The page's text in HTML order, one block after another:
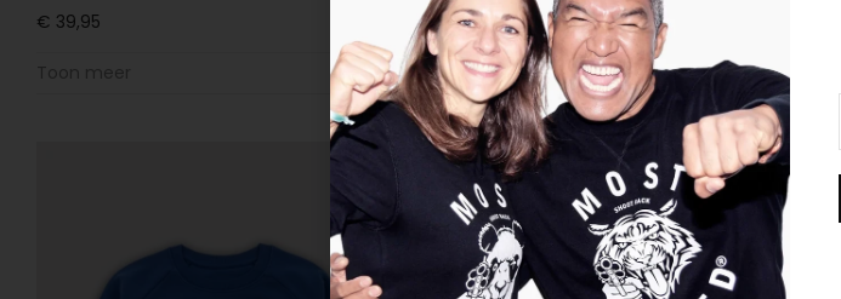
€ 39,95 €39,95 €29,95
Toon meer